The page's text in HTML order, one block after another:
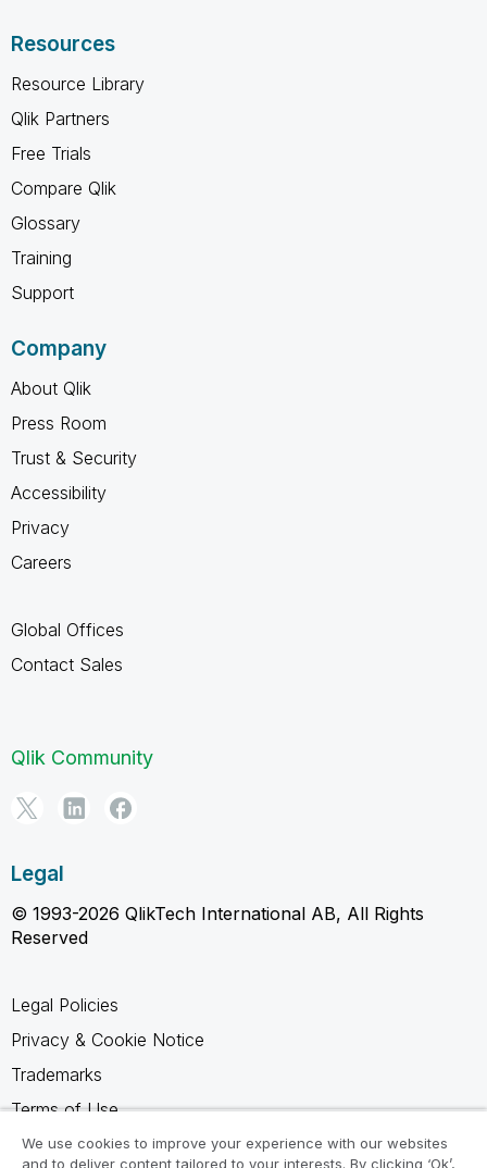
Resources
Resource Library
Qlik Partners
Free Trials
Compare Qlik
Glossary
Training
Support
Company
About Qlik
Press Room
Trust & Security
Accessibility
Privacy
Careers
Global Offices
Contact Sales
Qlik Community
Legal
© 1993-2026 QlikTech International AB, All Rights
Reserved
Legal Policies
Privacy & Cookie Notice
Trademarks
Terms of Use
Legal Agreements
We use cookies to improve your experience with our websites
and to deliver content tailored to your interests. By clicking ‘Ok’,